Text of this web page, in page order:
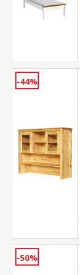
-44%
-50%